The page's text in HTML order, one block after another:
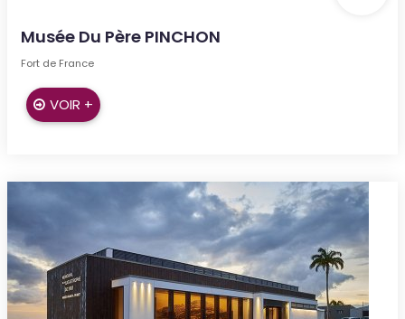
Musée Du Père PINCHON
Fort de France
VOIR +